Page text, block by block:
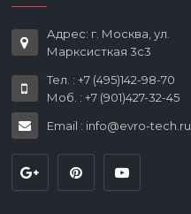
Адрес: г. Москва, ул.
Марксисткая 3с3
Тел. : +7 (495)142-98-70
Моб. : +7 (901)427-32-45
Email : info@evro-tech.ru